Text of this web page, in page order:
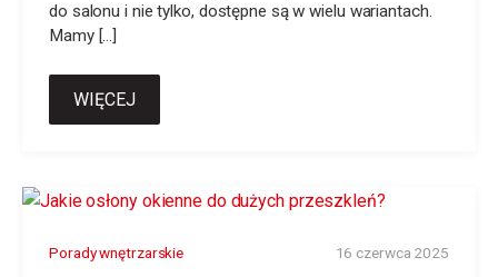
do salonu i nie tylko, dostępne są w wielu wariantach.
Mamy […]
WIĘCEJ
Porady wnętrzarskie 16 czerwca 2025